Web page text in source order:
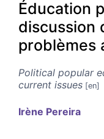
Éducation
discussion
problèmes
Political popular
current issues
Irène Pereira